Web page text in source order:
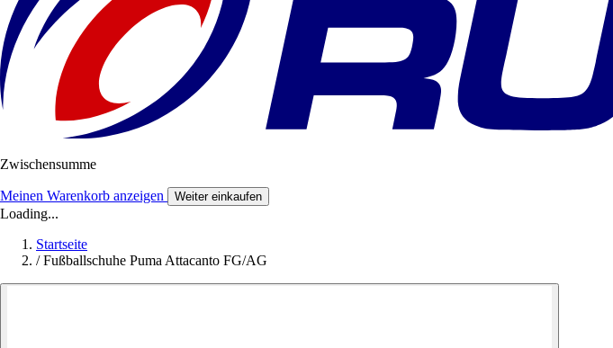
Zwischensumme
Meinen Warenkorb anzeigen Weiter einkaufen
Loading...
Startseite
/ Fußballschuhe Puma Attacanto FG/AG